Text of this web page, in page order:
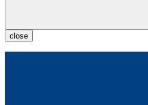
close